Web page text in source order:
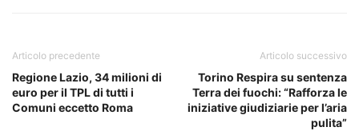
Articolo precedente
Regione Lazio, 34 milioni di
euro per il TPL di tutti i
Comuni eccetto Roma
Articolo successivo
Torino Respira su sentenza
Terra dei fuochi: “Rafforza le
iniziative giudiziarie per l’aria
pulita”